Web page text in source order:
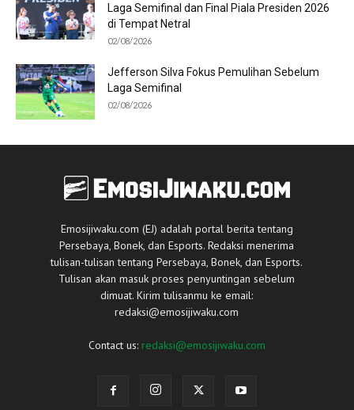
Laga Semifinal dan Final Piala Presiden 2026
di Tempat Netral
02/08/2026
Jefferson Silva Fokus Pemulihan Sebelum
Laga Semifinal
02/08/2026
Emosijiwaku.com (EJ) adalah portal berita tentang
Persebaya, Bonek, dan Esports. Redaksi menerima
tulisan-tulisan tentang Persebaya, Bonek, dan Esports.
Tulisan akan masuk proses penyuntingan sebelum
dimuat. Kirim tulisanmu ke email:
redaksi@emosijiwaku.com
Contact us: redaksi@emosijiwaku.com